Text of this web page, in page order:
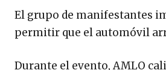
El grupo de manifestantes
permitir que el automóvil
Durante el evento, AMLO